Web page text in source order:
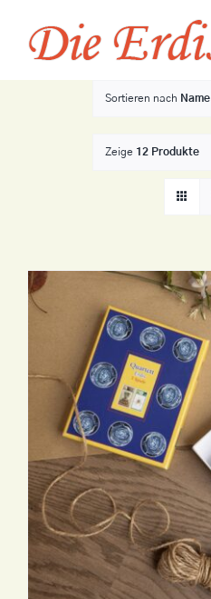
Inhalt
springen
Sortieren nach Name
Zeige 12 Produkte